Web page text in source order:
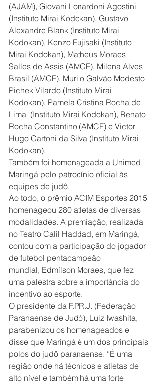
(AJAM), Giovani Lonardoni Agostini
(Instituto Mirai Kodokan), Gustavo
Alexandre Blank (Instituto Mirai
Kodokan), Kenzo Fujisaki (Instituto
Mirai Kodokan), Matheus Moraes
Salles de Assis (AMCF), Milena Alves
Brasil (AMCF), Murilo Galvão Modesto
Pichek Vilardo (Instituto Mirai
Kodokan), Pamela Cristina Rocha de
Lima  (Instituto Mirai Kodokan), Renato
Rocha Constantino (AMCF) e Victor
Hugo Cartoni da Silva (Instituto Mirai
Kodokan).
Também foi homenageada a Unimed
Maringá pelo patrocínio oficial às
equipes de judô.
Ao todo, o prêmio ACIM Esportes 2015
homenageou 280 atletas de diversas
modalidades. A premiação, realizada
no Teatro Calil Haddad, em Maringá,
contou com a participação do jogador
de futebol pentacampeão
mundial, Edmílson Moraes, que fez
uma palestra sobre a importância do
incentivo ao esporte.
O presidente da F.PR.J. (Federação
Paranaense de Judô), Luiz Iwashita,
parabenizou os homenageados e
disse que Maringá é um dos principais
polos do judô paranaense. “É uma
região onde há técnicos e atletas de
alto nível e também há uma forte